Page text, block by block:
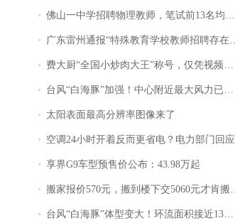
佛山一中学招聘物理教师，笔试前13名均遭淘汰？教育局：已叫停招聘，成立调查组全面核查
广东雷州通报“特殊教育学校教师招聘存在违规行为”：已启动问责程序 副校长被停职
费大厨“全国小炒肉大王”称号，仅凭视频评出？中国烹饪协会回应
台风“白海豚”加强！中心附近最大风力已达15级 最新研判
太阳表面最高分辨率图像来了
空调24小时开着反而更省电？电力部门回应
享界G9车型预售价公布：43.98万起
搬家报价570元，搬到楼下交5060元才肯搬上楼！女子傻眼了……
台风“白海豚”体型变大！环流面积接近13个浙江那么大